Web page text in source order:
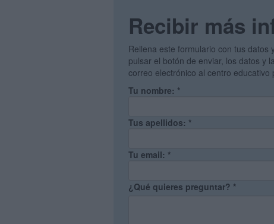
Recibir más
Rellena este formulario con tus datos
pulsar el botón de enviar, los datos y
correo electrónico al centro
Tu nombre: *
Tus apellidos: *
Tu email: *
¿Qué quieres preguntar? *